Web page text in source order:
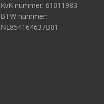
KvK nummer: 61011983
BTW nummer:
NL854164637B01